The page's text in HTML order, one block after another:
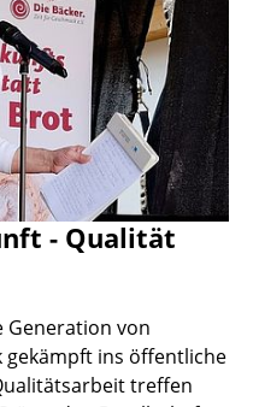
- Qualität
Generation von
gekämpft ins öffentliche
treffen